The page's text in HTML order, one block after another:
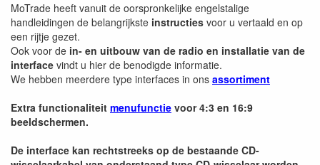
MoTrade heeft vanuit de oorspronkelijke engelstalige
handleidingen de belangrijkste instructies voor u vertaald en op
een rijtje gezet.
Ook voor de in- en uitbouw van de radio en installatie van de
interface vindt u hier de benodigde informatie.
We hebben meerdere type interfaces in ons assortiment
Extra functionaliteit menufunctie voor 4:3 en 16:9
beeldschermen.
De interface kan rechtstreeks op de bestaande CD-